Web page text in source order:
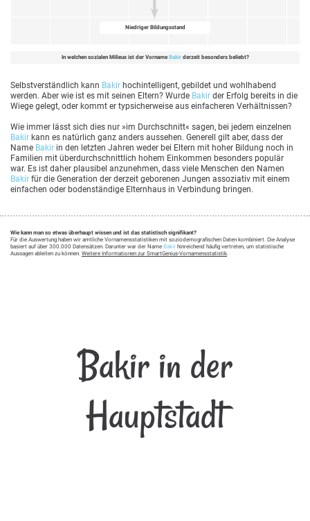
Niedriger Bildungsstand
In welchen sozialen Milieus ist der Vorname Bakirderzeit besonders beliebt?
Selbstverständlich kann Bakir hochintelligent, gebildet und wohlhabend
werden. Aber wie ist es mit seinen Eltern? Wurde Bakir der Erfolg bereits in die
Wiege gelegt, oder kommt er typsicherweise aus einfacheren Verhältnissen?
Wie immer lässt sich dies nur »im Durchschnitt« sagen, bei jedem einzelnen
Bakir kann es natürlich ganz anders aussehen. Generell gilt aber, dass der
Name Bakir in den letzten Jahren weder bei Eltern mit hoher Bildung noch in
Familien mit überdurchschnittlich hohem Einkommen besonders populär
war. Es ist daher plausibel anzunehmen, dass viele Menschen den Namen
Bakir für die Generation der derzeit geborenen Jungen assoziativ mit einem
einfachen oder bodenständige Elternhaus in Verbindung bringen.
Wie kann man so etwas überhaupt wissen und ist das statistisch signifikant?
Für die Auswertung haben wir amtliche Vornamensstatistiken mit soziodemografischen Daten kombiniert. Die Analyse
basiert auf über 300.000 Datensätzen. Darunter war der Name Bakir hinreichend häufig vertreten, um statistische
Aussagen ableiten zu können. Weitere Informationen zur SmartGenius-Vornamensstatistik.
Bakir in der
Hauptstadt